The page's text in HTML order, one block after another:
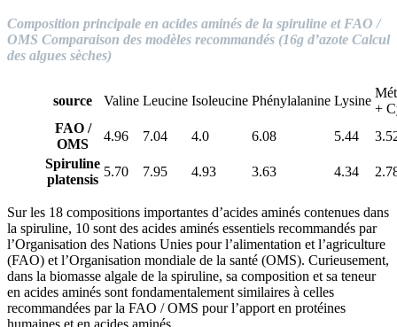
Composition principale en acides aminés de la spiruline et FAO /
OMS Comparaison des modèles recommandés (16g d’azote Calcul
des algues sèches)
source Valine Leucine Isoleucine Phénylalanine Lysine
+
FAO /
OMS
4.96 7.04 4.0 6.08 5.44
Spiruline
platensis
5.70 7.95 4.93 3.63 4.34
Sur les 18 compositions importantes d’acides aminés contenues dans
la spiruline, 10 sont des acides aminés essentiels recommandés par
l’Organisation des Nations Unies pour l’alimentation et l’agriculture
(FAO) et l’Organisation mondiale de la santé (OMS). Curieusement,
dans la biomasse algale de la spiruline, sa composition et sa teneur
en acides aminés sont fondamentalement similaires à celles
recommandées par la FAO / OMS pour l’apport en protéines